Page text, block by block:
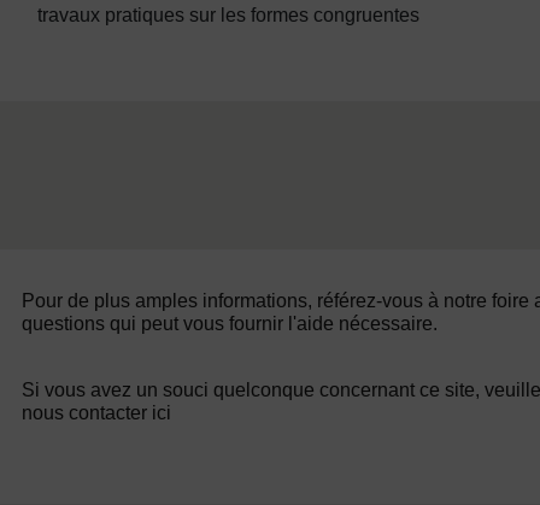
travaux pratiques sur les formes congruentes
Pour de plus amples informations, référez-vous à notre foire
questions qui peut vous fournir l'aide nécessaire.
Si vous avez un souci quelconque concernant ce site,
nous contacter ici